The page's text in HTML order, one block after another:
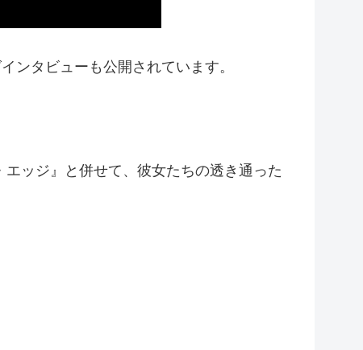
ンタビューも公開されています。
ッジ』と併せて、彼女たちの透き通った